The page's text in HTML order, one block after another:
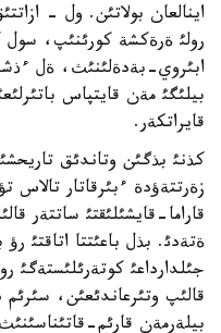
اينالعان بولاتئن. ول -
رولئ ةرةكشة كورئنئپ، سول
ابئروي-بةدةلئنئث، ةل
بيلئگئ مةن قايتپاس
قايراتكةر.
كذنئ بذگئن وتاندئق
زةرتتةؤدة ءبئرقاتار تالاس
قاراما-قايشئلئقتئ ساتتةر
جئلدارداعئ كوتةرئلئستةگئ
قالئپ وتئرعاندئعئن،
بيلةرمةن قارئم-